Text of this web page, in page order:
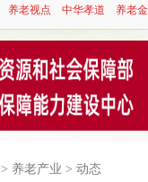
养老视点 中华孝道 养老
> 养老产业 > 动态